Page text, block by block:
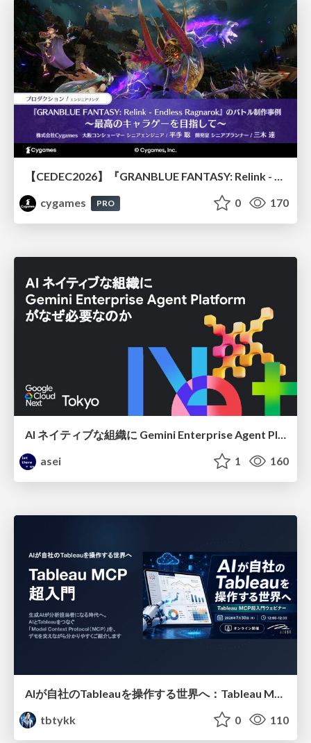
cygames
PRO 0 170
AI ネイティブな組織に Gemini Enterprise Agent Platform がなぜ必要なのか
asei
1 160
tbtykk
0 110